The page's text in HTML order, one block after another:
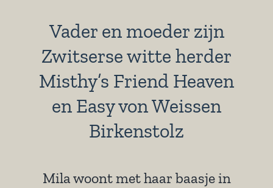
Vader en moeder zijn
Zwitserse witte herder
Misthy’s Friend Heaven
en Easy von Weissen
Birkenstolz
Mila woont met haar baasje in